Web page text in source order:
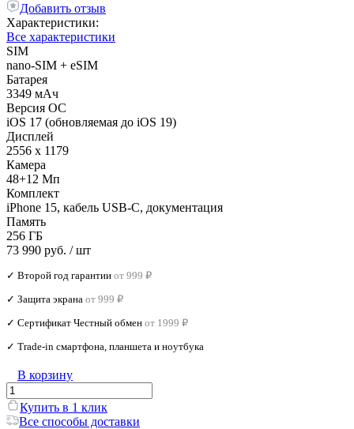
Добавить отзыв
Характеристики:
Все характеристики
SIM
nano-SIM + eSIM
Батарея
3349 мАч
Версия ОС
iOS 17 (обновляемая до iOS 19)
Дисплей
2556 x 1179
Камера
48+12 Мп
Комплект
iPhone 15, кабель USB-C, документация
Память
256 ГБ
73 990 руб. / шт
✓ Второй год гарантии от 999 ₽
✓ Защита экрана от 999 ₽
✓ Сертификат Честный обмен от 1999 ₽
✓ Trade‑in смартфона, планшета и ноутбука
В корзину
Купить в 1 клик
Все способы доставки